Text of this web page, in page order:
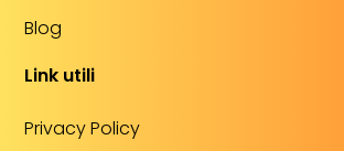
Blog
Link utili
Privacy Policy